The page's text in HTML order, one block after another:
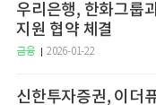
우리은행, 한화그룹
지원 협약 체결
금융 2026-01-22
신한투자증권, 이더